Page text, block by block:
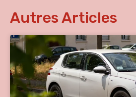
Autres Articles